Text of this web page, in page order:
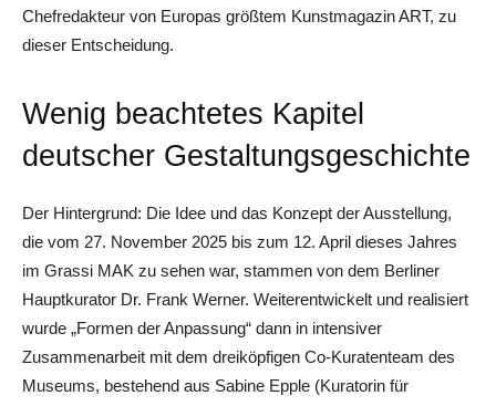
Chefredakteur von Europas größtem Kunstmagazin ART, zu
dieser Entscheidung.
Wenig beachtetes Kapitel
deutscher Gestaltungsgeschichte
Der Hintergrund: Die Idee und das Konzept der Ausstellung,
die vom 27. November 2025 bis zum 12. April dieses Jahres
im Grassi MAK zu sehen war, stammen von dem Berliner
Hauptkurator Dr. Frank Werner. Weiterentwickelt und realisiert
wurde „Formen der Anpassung“ dann in intensiver
Zusammenarbeit mit dem dreiköpfigen Co-Kuratenteam des
Museums, bestehend aus Sabine Epple (Kuratorin für